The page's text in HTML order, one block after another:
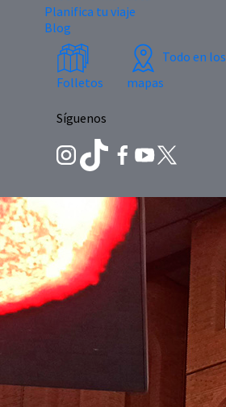
Planifica tu viaje
Blog
Folletos
Todo en los
mapas
Síguenos